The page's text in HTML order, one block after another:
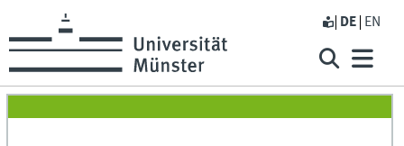
DE EN